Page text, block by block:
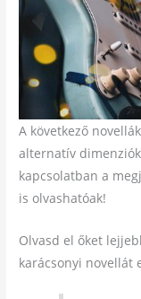
A következő
alternatív
kapcsolatban a
is olvashatóak!
Olvasd el őket
karácsonyi novellát